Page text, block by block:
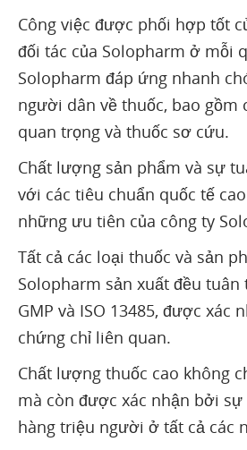
Công việc được phối hợp tốt
đối tác của Solopharm ở mỗi
Solopharm đáp ứng nhanh
người dân về thuốc, bao gồm
quan trọng và thuốc sơ cứu.
Chất lượng sản phẩm và sự
với các tiêu chuẩn quốc tế
những ưu tiên của công ty
Tất cả các loại thuốc và sản
Solopharm sản xuất đều tuân
GMP và ISO 13485, được xác
chứng chỉ liên quan.
Chất lượng thuốc cao không
mà còn được xác nhận bởi sự
hàng triệu người ở tất cả các